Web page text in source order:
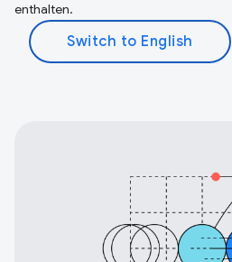
enthalten.